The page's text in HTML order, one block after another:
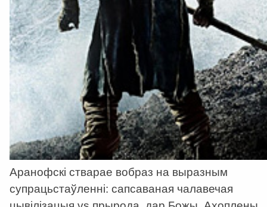
Аранофскі стварае вобраз на выразным
супрацьстаўленні: сапсаваная чалавечая